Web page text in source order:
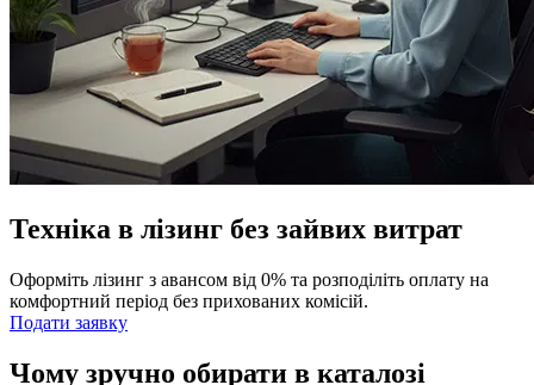
Техніка в лізинг без зайвих витрат
Оформіть лізинг з авансом від 0% та розподіліть оплату на
комфортний період без прихованих комісій.
Подати заявку
Чому зручно обирати в каталозі